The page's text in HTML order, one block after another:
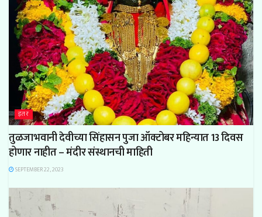
इतर
तुळजाभवानी देवीच्या सिंहासन पुजा ऑक्टोबर महिन्यात 13 दिवस
होणार नाहीत – मंदीर संस्थानची माहिती
SEPTEMBER 22, 2023